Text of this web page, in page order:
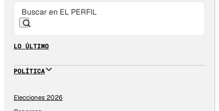
LO ÚLTIMO
POLÍTICA
Elecciones 2026